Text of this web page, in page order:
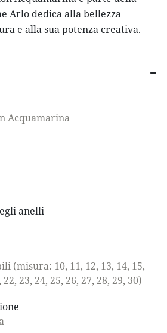
Arlo dedica alla bellezza
e alla sua potenza creativa.
Acquamarina
anelli
(misura: 10, 11, 12, 13, 14, 15,
23, 24, 25, 26, 27, 28, 29, 30)